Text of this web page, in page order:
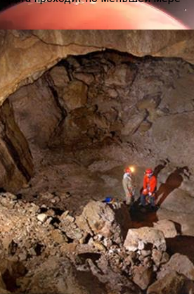
NASA Обнаружили
Марса Металл